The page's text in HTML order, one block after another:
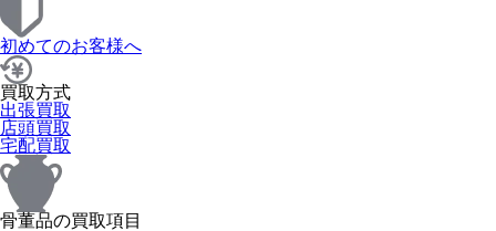
初めてのお客様へ
買取方式
出張買取
店頭買取
宅配買取
骨董品の買取項目